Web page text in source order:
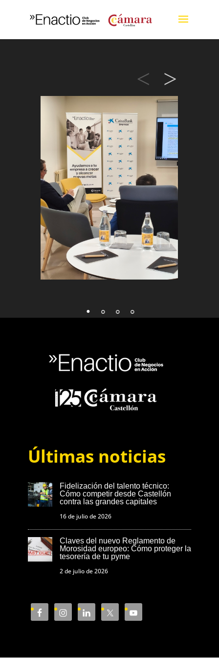
Últimas noticias
Fidelización del talento técnico:
Cómo competir desde Castellón
contra las grandes capitales
16 de julio de 2026
Claves del nuevo Reglamento de
Morosidad europeo: Cómo proteger la
tesorería de tu pyme
2 de julio de 2026